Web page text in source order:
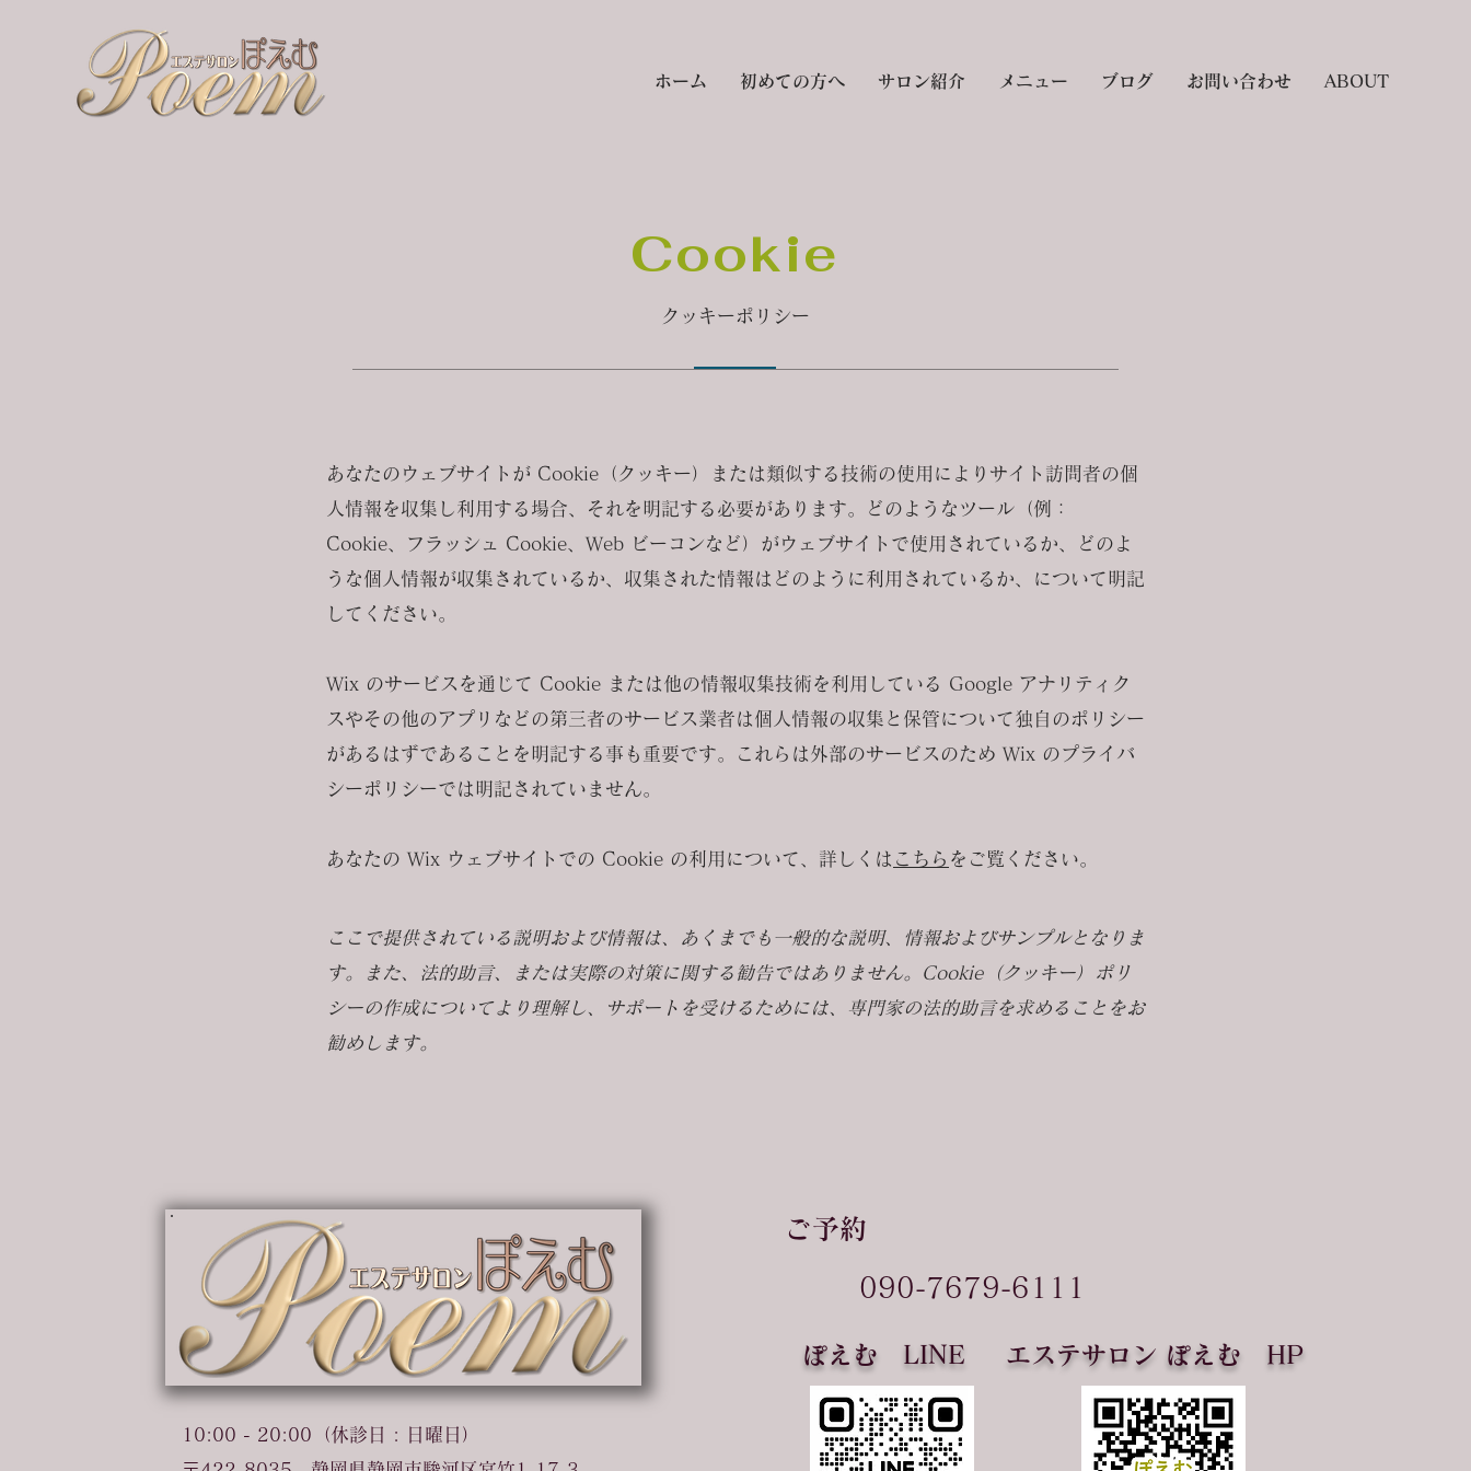
ホーム 初めての方へ サロン紹介 メニュー ブログ お問い合わせ ABOUT
Cookie
クッキーポリシー
あなたのウェブサイトが Cookie（クッキー）または類似する技術の使用によりサイト訪問者の個
人情報を収集し利用する場合、それを明記する必要があります。どのようなツール（例：
Cookie、フラッシュ Cookie、Web ビーコンなど）がウェブサイトで使用されているか、どのよ
うな個人情報が収集されているか、収集された情報はどのように利用されているか、について明記
してください。
Wix のサービスを通じて Cookie または他の情報収集技術を利用している Google アナリティク
スやその他のアプリなどの第三者のサービス業者は個人情報の収集と保管について独自のポリシー
があるはずであることを明記する事も重要です。これらは外部のサービスのため Wix のプライバ
シーポリシーでは明記されていません。
あなたの Wix ウェブサイトでの Cookie の利用について、詳しくは こちら をご覧ください。
ここで提供されている説明および情報は、あくまでも一般的な説明、情報およびサンプルとなりま
す。また、法的助言、または実際の対策に関する勧告ではありません。Cookie（クッキー）ポリ
シーの作成についてより理解し、サポートを受けるためには、専門家の法的助言を求めることをお
勧めします。
10:00 - 20:00（休診日 : 日曜日）
ご予約
090-7679-6111
ぽえむ LINE エステサロン ぽえむ HP